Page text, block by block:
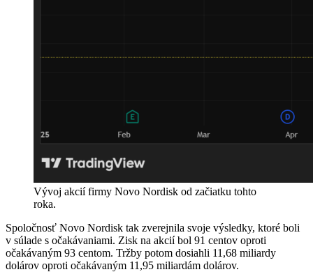
Vývoj akcií firmy Novo Nordisk od začiatku tohto
roka.
Spoločnosť Novo Nordisk tak zverejnila svoje výsledky, ktoré boli
v súlade s očakávaniami. Zisk na akcií bol 91 centov oproti
očakávaným 93 centom. Tržby potom dosiahli 11,68 miliardy
dolárov oproti očakávaným 11,95 miliardám dolárov.